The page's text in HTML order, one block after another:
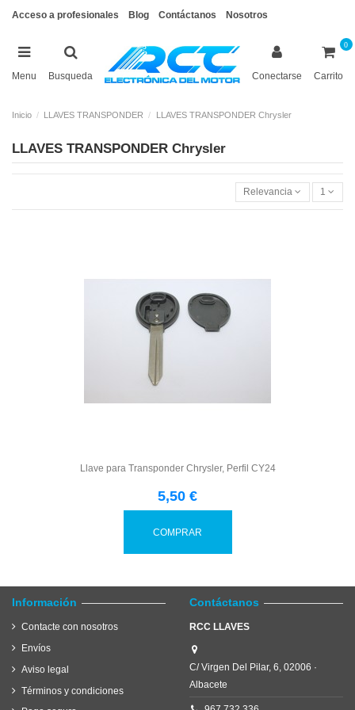
Acceso a profesionales Blog Contáctanos Nosotros
Menu Busqueda Conectarse
0
Carrito
Inicio LLAVES TRANSPONDER LLAVES TRANSPONDER Chrysler
LLAVES TRANSPONDER Chrysler
Relevancia 1
Llave para Transponder Chrysler, Perfil CY24
5,50 €
COMPRAR
Información
Contacte con nosotros
Envíos
Aviso legal
Términos y condiciones
Contáctanos
RCC LLAVES
C/ Virgen Del Pilar, 6, 02006 ·
Albacete